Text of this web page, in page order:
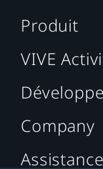
Produit
VIVE
Company
Assistance